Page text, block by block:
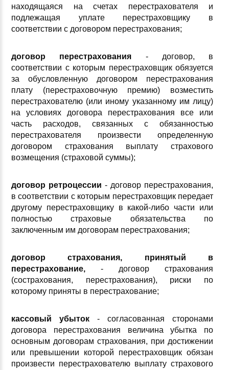
находящаяся на счетах перестрахователя и
подлежащая уплате перестраховщику в
соответствии с договором перестрахования;
договор перестрахования - договор, в
соответствии с которым перестраховщик обязуется
за обусловленную договором перестрахования
плату (перестраховочную премию) возместить
перестрахователю (или иному указанному им лицу)
на условиях договора перестрахования все или
часть расходов, связанных с обязанностью
перестрахователя произвести определенную
договором страхования выплату страхового
возмещения (страховой суммы);
договор ретроцессии - договор перестрахования,
в соответствии с которым перестраховщик передает
другому перестраховщику в какой-либо части или
полностью страховые обязательства по
заключенным им договорам перестрахования;
договор страхования, принятый в
перестрахование, - договор страхования
(сострахования, перестрахования), риски по
которому приняты в перестрахование;
кассовый убыток - согласованная сторонами
договора перестрахования величина убытка по
основным договорам страхования, при достижении
или превышении которой перестраховщик обязан
произвести перестрахователю выплату страхового